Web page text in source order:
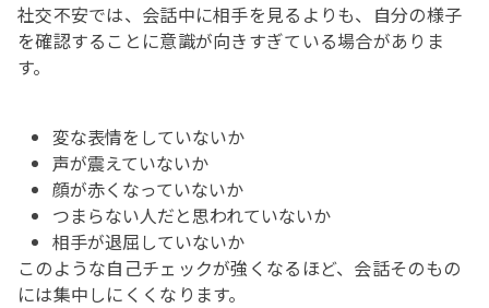
社交不安では、会話中に相手を見るよりも、自分の様子
を確認することに意識が向きすぎている場合がありま
す。
変な表情をしていないか
声が震えていないか
顔が赤くなっていないか
つまらない人だと思われていないか
相手が退屈していないか
このような自己チェックが強くなるほど、会話そのもの
には集中しにくくなります。